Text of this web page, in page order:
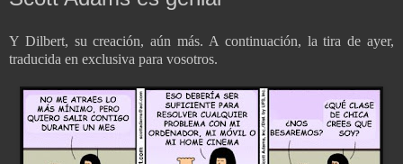
Y Dilbert, su creación, aún más. A continuación, la tira de ayer,
traducida en exclusiva para vosotros.